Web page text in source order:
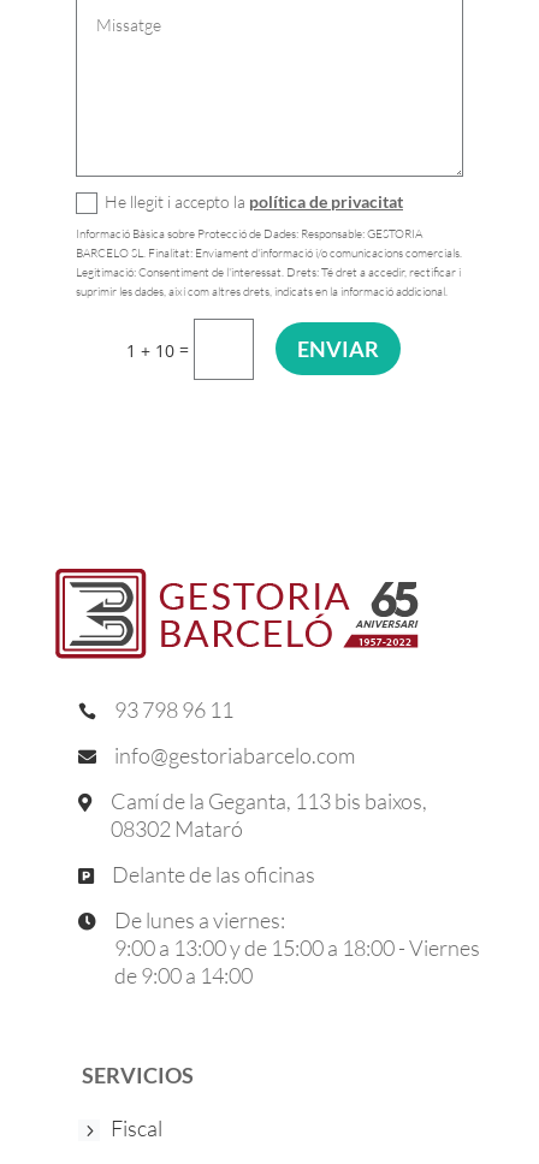
He llegit i accepto la política de privacitat
Informació Bàsica sobre Protecció de Dades: Responsable: GESTORIA
BARCELO SL. Finalitat: Enviament d'informació i/o comunicacions comercials.
Legitimació: Consentiment de l'interessat. Drets: Té dret a accedir, rectificar i
suprimir les dades, així com altres drets, indicats en la informació addicional.
1 + 10 = ENVIAR
 93 798 96 11
 info@gestoriabarcelo.com

Camí de la Geganta, 113 bis baixos,
08302 Mataró
 Delante de las oficinas

De lunes a viernes:
9:00 a 13:00 y de 15:00 a 18:00 - Viernes
de 9:00 a 14:00
SERVICIOS
Fiscal